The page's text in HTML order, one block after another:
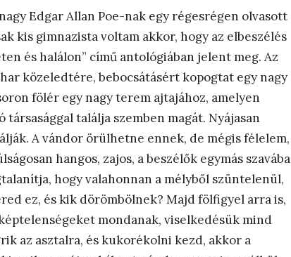
Edgar Allan Poe-nak egy régesrégen olvasott
kis gimnazista voltam akkor, hogy az elbeszélés
és halálon” című antológiában jelent meg. Az
közeledtére, bebocsátásért kopogtat egy nagy
fölér egy nagy terem ajtajához, amelyen
találja szemben magát. Nyájasan
A vándor örülhetne ennek, de mégis félelem,
hangos, zajos, a beszélők egymás szavába
hogy valahonnan a mélyből szüntelenül,
ez, és kik dörömbölnek? Majd fölfigyel arra is,
mondanak, viselkedésük mind
az asztalra, és kukorékolni kezd, akkor a